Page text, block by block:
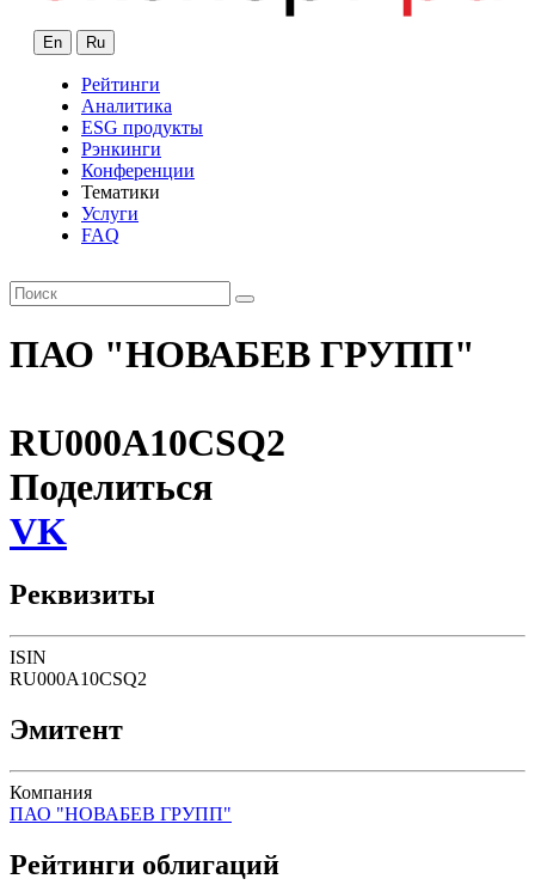
En Ru
Рейтинги
Аналитика
ESG продукты
Рэнкинги
Конференции
Тематики
Услуги
FAQ
ПАО "НОВАБЕВ ГРУПП"
RU000A10CSQ2
Поделиться
VK
Реквизиты
ISIN
RU000A10CSQ2
Эмитент
Компания
ПАО "НОВАБЕВ ГРУПП"
Рейтинги облигаций